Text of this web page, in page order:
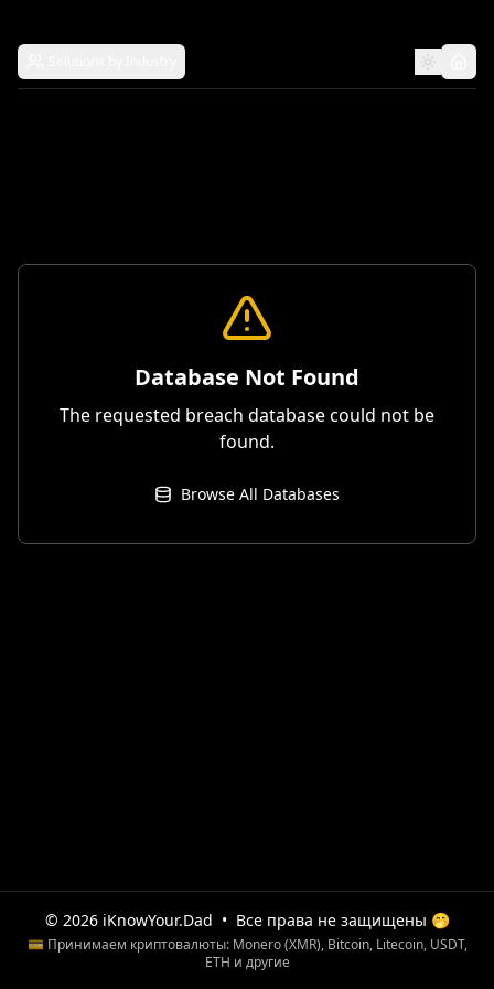
Database Not Found
The requested breach database could not be
found.
Browse All Databases
© 2026 iKnowYour.Dad • Все права не защищены 🤭
💳 Принимаем криптовалюты: Monero (XMR), Bitcoin, Litecoin, USDT,
ETH и другие